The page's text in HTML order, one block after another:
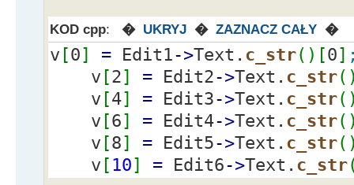
outfile.write((char *)&
outfile.close() ;
//
-----------------------------
KOD cpp: � UKRYJ � ZAZNACZ CAŁY �
v [0] = Edit1->Text. c_str( ) [0]
v [2] = Edit2->Text. c_str(
v [4] = Edit3->Text. c_str(
v [6] = Edit4->Text. c_str(
v [8] = Edit5->Text. c_str(
v [ 10] = Edit6->Text. c_str